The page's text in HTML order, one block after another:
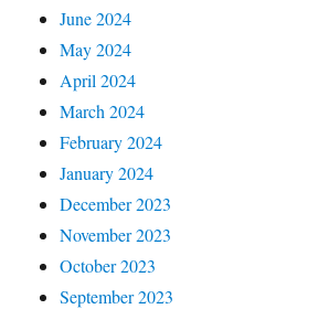
June 2024
May 2024
April 2024
March 2024
February 2024
January 2024
December 2023
November 2023
October 2023
September 2023